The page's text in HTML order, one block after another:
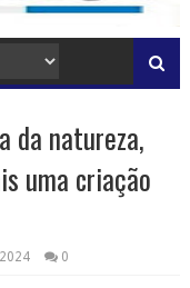
da natureza,
uma criação
0